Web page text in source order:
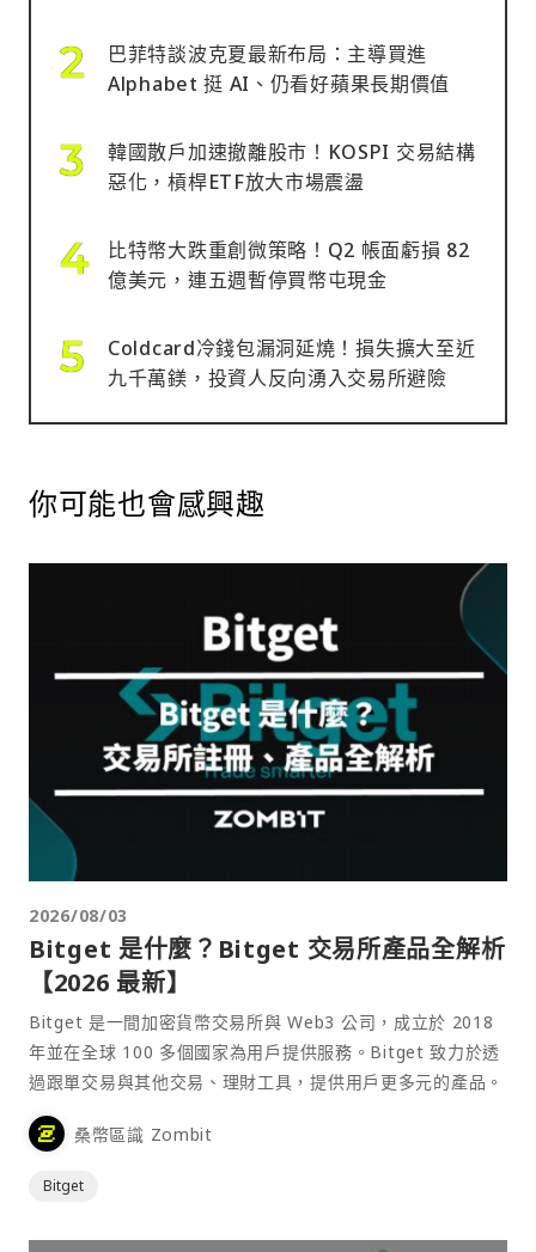
巴菲特談波克夏最新布局：主導買進
Alphabet 挺 AI、仍看好蘋果長期價值
韓國散戶加速撤離股市！KOSPI 交易結構
惡化，槓桿ETF放大市場震盪
比特幣大跌重創微策略！Q2 帳面虧損 82
億美元，連五週暫停買幣屯現金
Coldcard冷錢包漏洞延燒！損失擴大至近
九千萬鎂，投資人反向湧入交易所避險
你可能也會感興趣
2026/08/03
Bitget 是什麼？Bitget 交易所產品全解析
【2026 最新】
Bitget 是一間加密貨幣交易所與 Web3 公司，成立於 2018
年並在全球 100 多個國家為用戶提供服務。Bitget 致力於透
過跟單交易與其他交易、理財工具，提供用戶更多元的產品。
桑幣區識 Zombit
Bitget